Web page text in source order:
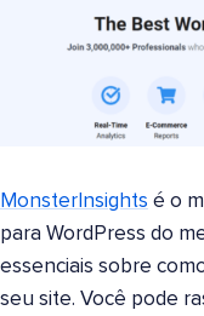
MonsterInsights é o
para WordPress do
essenciais sobre
seu site. Você pode